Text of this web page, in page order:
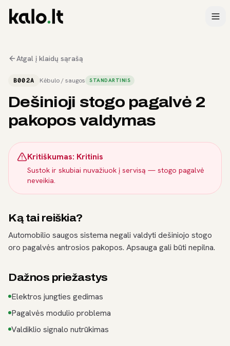
Atgal į klaidų sąrašą
B002A Kėbulo / saugos STANDARTINIS
Dešinioji stogo pagalvė 2
pakopos valdymas
Kritiškumas: Kritinis
Sustok ir skubiai nuvažiuok į servisą — stogo pagalvė
neveikia.
Ką tai reiškia?
Automobilio saugos sistema negali valdyti dešiniojo stogo
oro pagalvės antrosios pakopos. Apsauga gali būti nepilna.
Dažnos priežastys
Elektros jungties gedimas
Pagalvės modulio problema
Valdiklio signalo nutrūkimas